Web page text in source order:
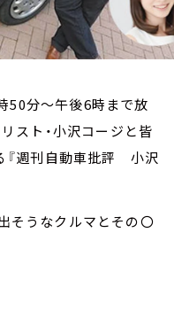
50分～午後6時まで放
スト・小沢コージと皆
『週刊自動車批評 小沢
そうなクルマとその〇